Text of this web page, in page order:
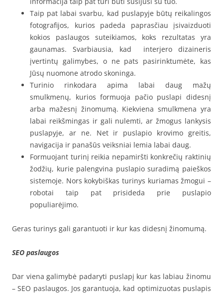
Taip pat labai svarbu, kad puslapyje būtų reikalingos
fotografijos, kurios padeda paprasčiau įsivaizduoti
kokios paslaugos suteikiamos, koks rezultatas yra
gaunamas. Svarbiausia, kad interjero dizaineris
įvertintų galimybes, o ne pats pasirinktumėte, kas
Jūsų nuomone atrodo skoninga.
Turinio rinkodara apima labai daug mažų
smulkmenų, kurios formuoja pačio puslapi didesnį
arba mažesnį žinomumą. Kiekviena smulkmena yra
labai reikšmingas ir gali nulemti, ar žmogus lankysis
puslapyje, ar ne. Net ir puslapio krovimo greitis,
navigacija ir panašūs veiksniai lemia labai daug.
Formuojant turinį reikia nepamiršti konkrečių raktinių
žodžių, kurie palengvina puslapio suradimą paieškos
sistemoje. Nors kokybiškas turinys kuriamas žmogui –
robotai taip pat prisideda prie puslapio
populiarėjimo.
Geras turinys gali garantuoti ir kur kas didesnį žinomumą.
SEO paslaugos
Dar viena galimybė padaryti puslapį kur kas labiau žinomu
– SEO paslaugos. Jos garantuoja, kad optimizuotas puslapis